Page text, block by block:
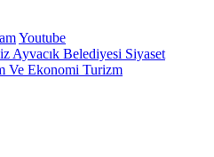
Youtube
Ayvacık Belediyesi Siyaset
Ve Ekonomi Turizm